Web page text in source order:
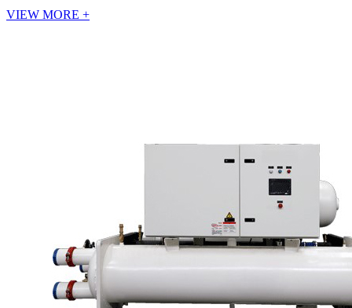
VIEW MORE +